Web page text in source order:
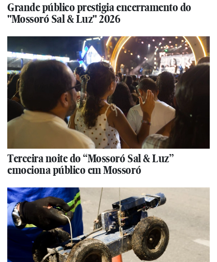
Grande público prestigia encerramento do
"Mossoró Sal & Luz" 2026
Terceira noite do “Mossoró Sal & Luz”
emociona público em Mossoró